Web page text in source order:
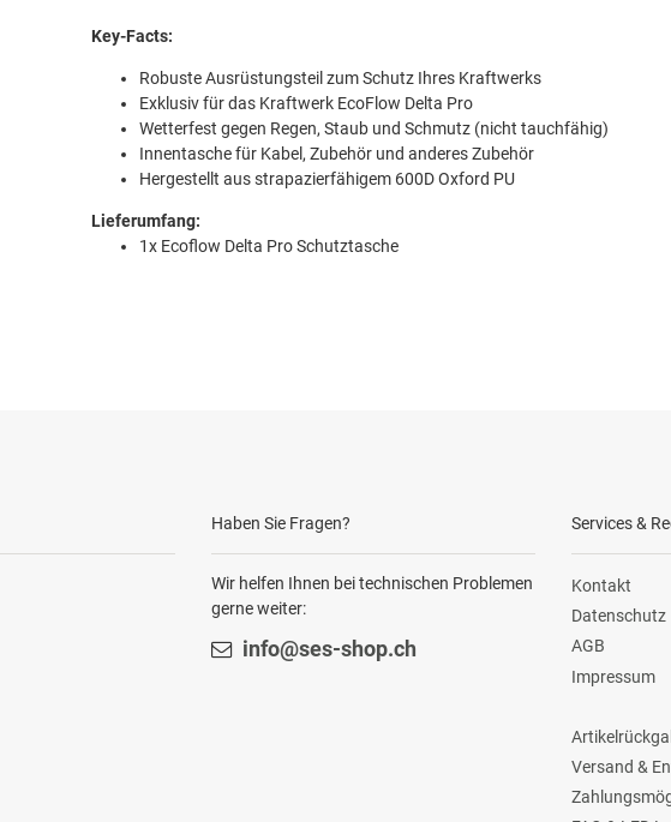
Key-Facts:
Robuste Ausrüstungsteil zum Schutz Ihres Kraftwerks
Exklusiv für das Kraftwerk EcoFlow Delta Pro
Wetterfest gegen Regen, Staub und Schmutz (nicht tauchfähig)
Innentasche für Kabel, Zubehör und anderes Zubehör
Hergestellt aus strapazierfähigem 600D Oxford PU
Lieferumfang:
1x Ecoflow Delta Pro Schutztasche
Haben Sie Fragen?
Wir helfen Ihnen bei technischen Problemen
gerne weiter:
info@ses-shop.ch
Services &
Kontakt
Datenschutz
AGB
Impressum
Versand &